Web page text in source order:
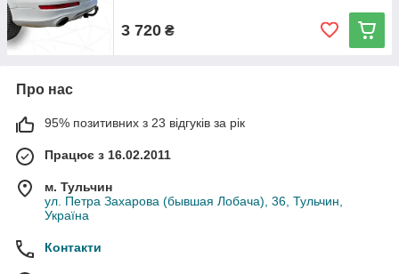
3 720 ₴
Про нас
95% позитивних з 23 відгуків за рік
Працює з 16.02.2011
м. Тульчин
ул. Петра Захарова (бывшая Лобача), 36, Тульчин,
Україна
Контакти